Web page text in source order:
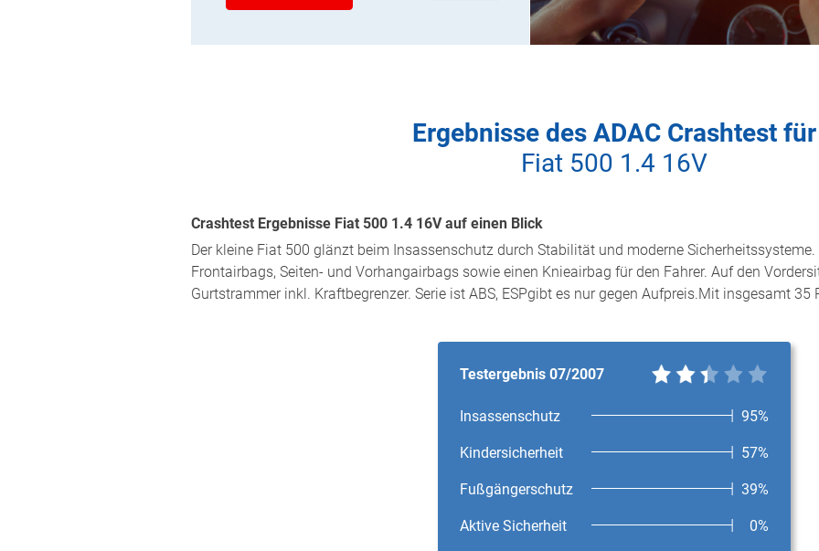
Ergebnisse des ADAC Crashtest für
Fiat 500 1.4 16V
Crashtest Ergebnisse Fiat 500 1.4 16V auf einen Blick
Der kleine Fiat 500 glänzt beim Insassenschutz durch Stabilität und moderne
Frontairbags, Seiten- und Vorhangairbags sowie einen Knieairbag für den Fahrer. Auf den
Gurtstrammer inkl. Kraftbegrenzer. Serie ist ABS, ESPgibt es nur gegen Aufpreis.Mit insgesamt 35
Testergebnis 07/2007
Insassenschutz 95%
Kindersicherheit 57%
Fußgängerschutz 39%
Aktive Sicherheit 0%